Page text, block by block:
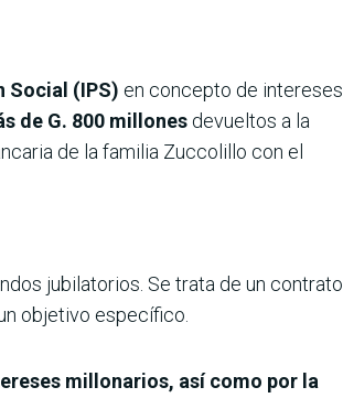
Social (IPS) en concepto de intereses
de G. 800 millones devueltos a la
de la familia Zuccolillo con el
jubilatorios. Se trata de un contrato
objetivo específico.
millonarios, así como por la